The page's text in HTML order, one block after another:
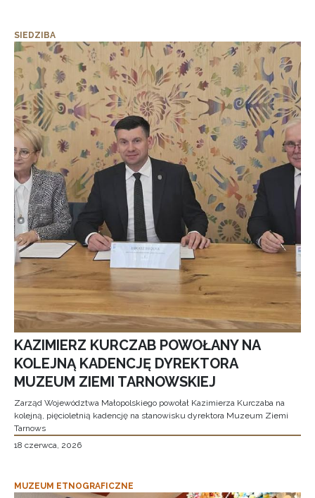
SIEDZIBA
KAZIMIERZ KURCZAB POWOŁANY NA
KOLEJNĄ KADENCJĘ DYREKTORA
MUZEUM ZIEMI TARNOWSKIEJ
Zarząd Województwa Małopolskiego powołał Kazimierza Kurczaba na
kolejną, pięcioletnią kadencję na stanowisku dyrektora Muzeum Ziemi
Tarnows
18 czerwca, 2026
MUZEUM ETNOGRAFICZNE